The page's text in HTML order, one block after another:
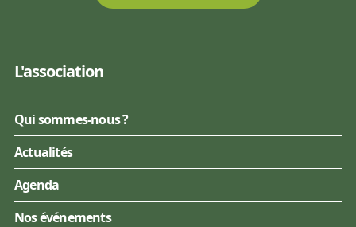
L'association
Qui sommes-nous ?
Actualités
Agenda
Nos événements